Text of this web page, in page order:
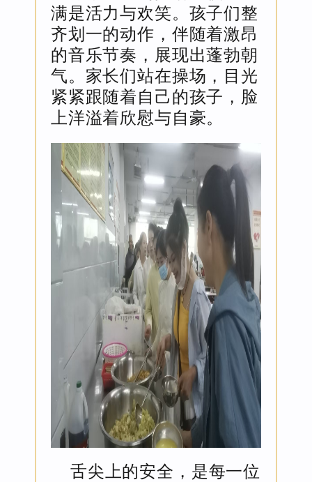
满是活力与欢笑。孩子们整
齐划一的动作，伴随着激昂
的音乐节奏，展现出蓬勃朝
气。家长们站在操场，目光
紧紧跟随着自己的孩子，脸
上洋溢着欣慰与自豪。
舌尖上的安全，是每一位